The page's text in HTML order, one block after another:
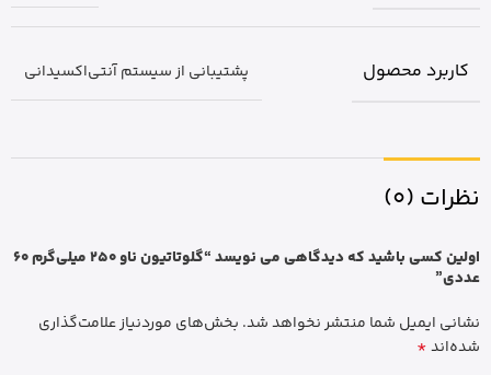
کاربرد محصول پشتیبانی از سیستم آنتی‌اکسیدانی
نظرات (0)
اولین کسی باشید که دیدگاهی می نویسد “گلوتاتیون ناو 250 میلی‌گرم 60
عددی”
نشانی ایمیل شما منتشر نخواهد شد. بخش‌های موردنیاز علامت‌گذاری
شده‌اند*